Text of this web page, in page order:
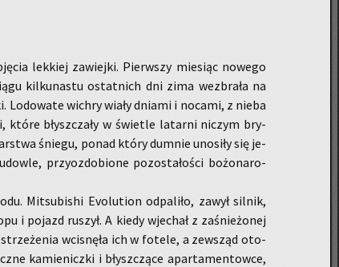
lek­kiej za­wiej­ki. Pierw­szy mie­siąc no­we­go
kil­ku­na­stu ostat­nich dni zima wez­bra­ła na
Lo­do­wa­te wi­chry wiały dnia­mi i no­ca­mi, z nieba
które błysz­cza­ły w świe­tle la­tar­ni ni­czym bry­
śnie­gu, ponad który dum­nie uno­si­ły się je­
przy­ozdo­bio­ne po­zo­sta­ło­ści bo­żo­na­ro­
Mit­su­bi­shi Evo­lu­tion od­pa­li­ło, zawył sil­nik,
i po­jazd ru­szył. A kiedy wje­chał z za­śnie­żo­nej
wci­snę­ła ich w fo­te­le, a ze­wsząd oto­
ka­mie­nicz­ki i błysz­czą­ce apar­ta­men­tow­ce,